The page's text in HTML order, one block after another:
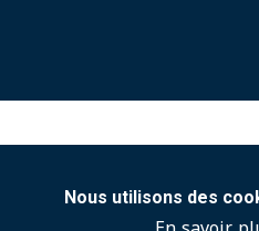
Nous utilisons des